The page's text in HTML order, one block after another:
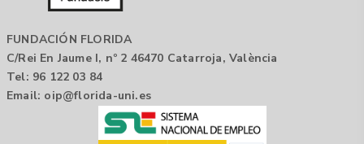
FUNDACIÓN FLORIDA
C/Rei En Jaume I, nº 2 46470 Catarroja, València
Tel: 96 122 03 84
Email: oip@florida-uni.es